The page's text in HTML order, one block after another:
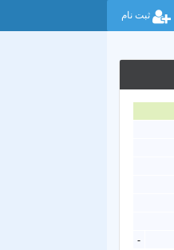
ثبت نام
-